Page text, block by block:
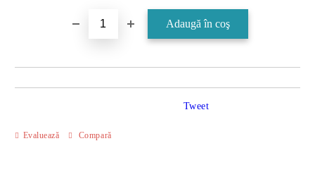
Evaluează Compară
Tweet